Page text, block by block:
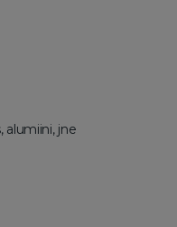
alumiini, jne